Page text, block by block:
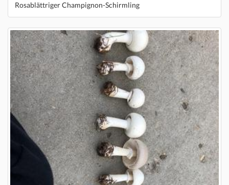
Rosablättriger Champignon-Schirmling